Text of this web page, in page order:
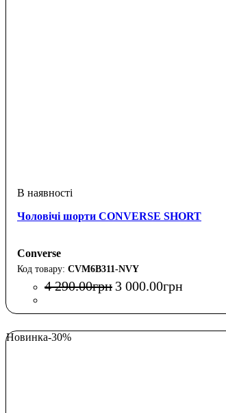
Чоловічі шорти CONVERSE SHORT
Converse
CVM6B311-NVY
4 290.00грн 3 000.00грн
Новинка-30%